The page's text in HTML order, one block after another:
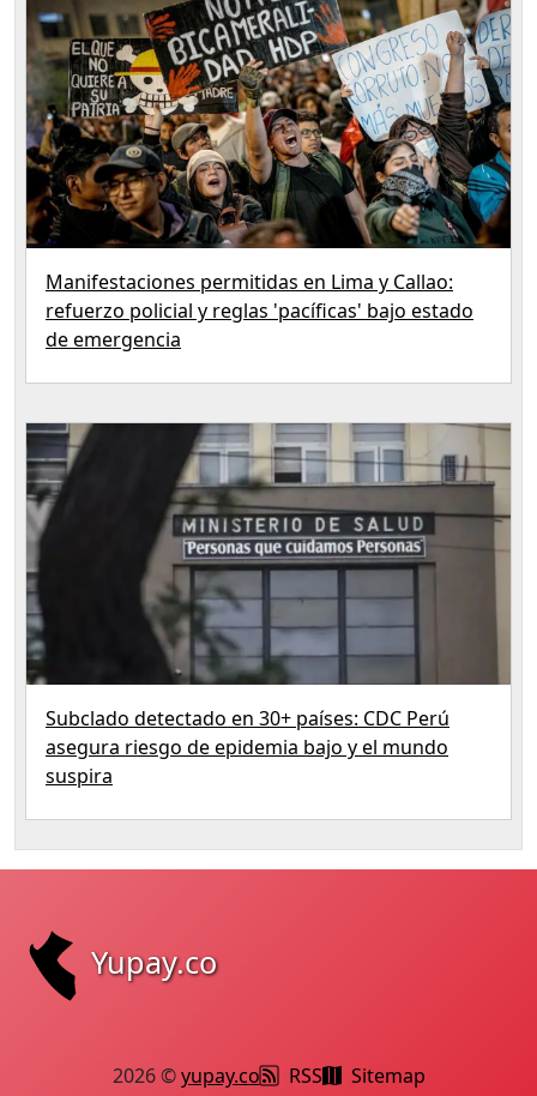
Manifestaciones permitidas en Lima y Callao:
refuerzo policial y reglas 'pacíficas' bajo estado
de emergencia
Subclado detectado en 30+ países: CDC Perú
asegura riesgo de epidemia bajo y el mundo
suspira
Yupay.co
2026 ©yupay.co RSS Sitemap